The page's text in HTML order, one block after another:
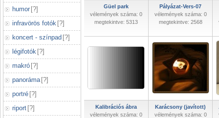
humor [?]
infravörös fotók [?]
koncert - színpad [?]
légifotók [?]
makró [?]
panoráma [?]
portré [?]
riport [?]
Güel park
vélemények száma: 0
megtekintve: 5313
Pályázat-Vers-07
vélemények száma: 0
megtekintve: 2568
Kalibrációs ábra
vélemények száma: 0
Karácsony (javított)
vélemények száma: 0